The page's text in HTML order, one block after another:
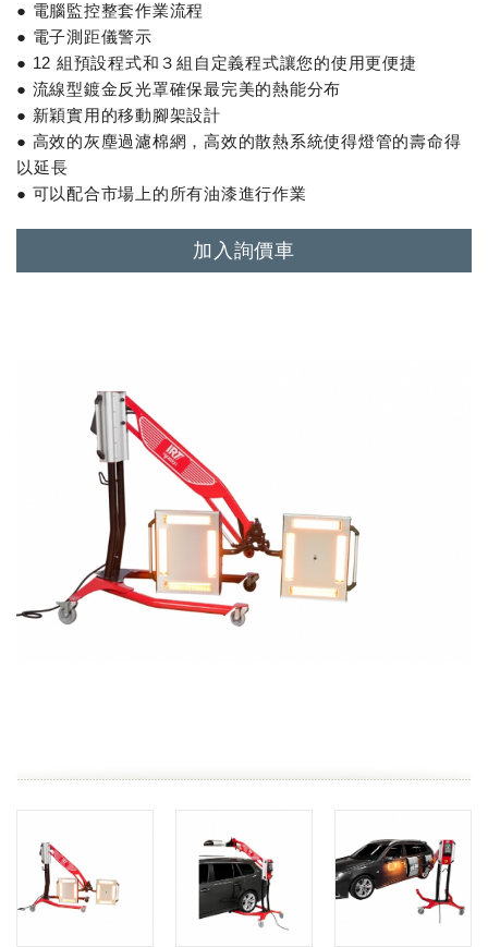
● 電腦監控整套作業流程
● 電子測距儀警示
● 12 組預設程式和３組自定義程式讓您的使用更便捷
● 流線型鍍金反光罩確保最完美的熱能分布
● 新穎實用的移動腳架設計
● 高效的灰塵過濾棉網，高效的散熱系統使得燈管的壽命得
以延長
● 可以配合市場上的所有油漆進行作業
加入詢價車